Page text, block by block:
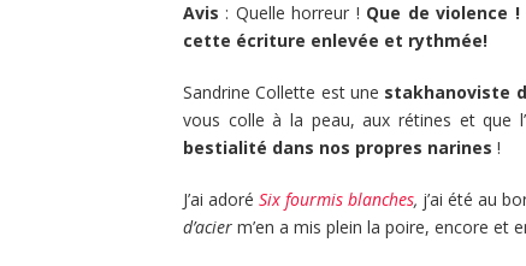
Avis : Quelle horreur ! Que de violence !
cette écriture enlevée et rythmée!
Sandrine Collette est une stakhanoviste
vous colle à la peau, aux rétines et que l’
bestialité dans nos propres narines !
J’ai adoréSix fourmis blanches, j’ai été au
d’acier m’en a mis plein la poire, encore et